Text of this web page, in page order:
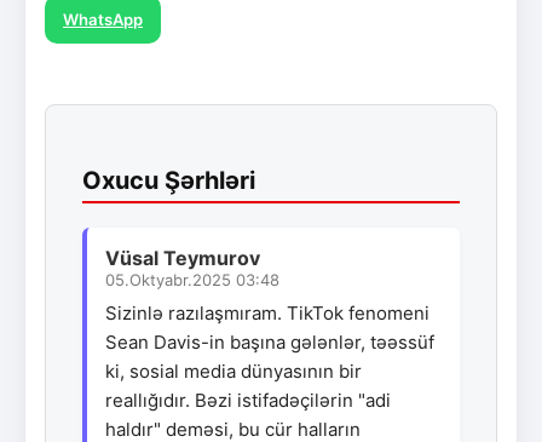
WhatsApp
Oxucu Şərhləri
Vüsal Teymurov
05.Oktyabr.2025 03:48
Sizinlə razılaşmıram. TikTok fenomeni
Sean Davis-in başına gələnlər, təəssüf
ki, sosial media dünyasının bir
reallığıdır. Bəzi istifadəçilərin "adi
haldır" deməsi, bu cür halların